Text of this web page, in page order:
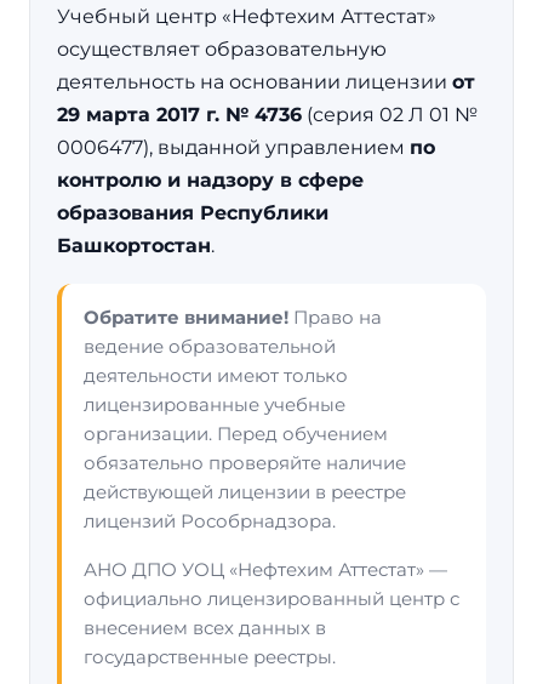
Учебный центр «Нефтехим Аттестат»
осуществляет образовательную
деятельность на основании лицензии от
29 марта 2017 г. № 4736 (серия 02 Л 01 №
0006477), выданной управлением по
контролю и надзору в сфере
образования Республики
Башкортостан.
Обратите внимание! Право на
ведение образовательной
деятельности имеют только
лицензированные учебные
организации. Перед обучением
обязательно проверяйте наличие
действующей лицензии в реестре
лицензий Рособрнадзора.
АНО ДПО УОЦ «Нефтехим Аттестат» —
официально лицензированный центр с
внесением всех данных в
государственные реестры.